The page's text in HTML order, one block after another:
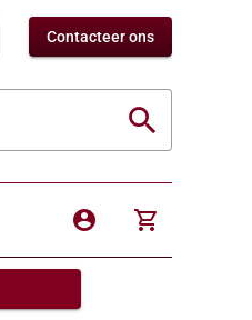
Contacteer ons
search
account_circle shopping_cart